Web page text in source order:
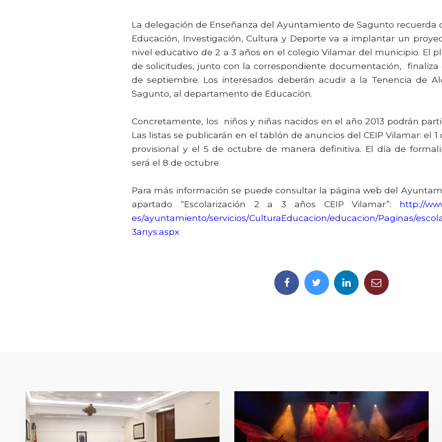
La delegación de Enseñanza del Ayuntamiento de Sagunto recuerda
Educación, Investigación, Cultura y Deporte va a implantar un
nivel educativo de 2 a 3 años en el colegio Vilamar del municipio. El
de solicitudes, junto con la correspondiente documentación,
finaliza
de septiembre. Los interesados deberán acudir a la Tenencia de
Sagunto, al departamento de Educación.
Concretamente, los
niños y niñas nacidos en el año 2013 podrán
Las listas se publicarán en el tablón de anuncios del CEIP Vilamar: el
provisional y el 5 de octubre de manera definitiva. El día de
será el 8 de octubre.
Para más información se puede consultar la página web del
apartado “Escolarización 2 a 3 años CEIP Vilamar”: http://
es/ayuntamiento/servicios/CulturaEducacion/educacion/Paginas/
3anys.aspx